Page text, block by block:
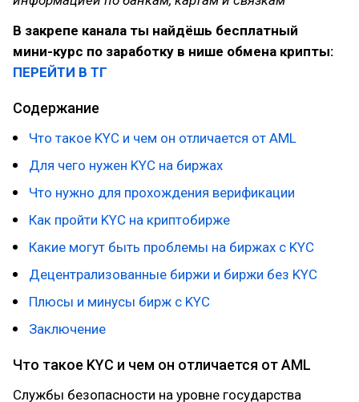
В закрепе канала ты найдёшь бесплатный
мини-курс по заработку в нише обмена крипты:
ПЕРЕЙТИ В ТГ
Содержание
Что такое KYC и чем он отличается от AML
Для чего нужен KYC на биржах
Что нужно для прохождения верификации
Как пройти KYC на криптобирже
Какие могут быть проблемы на биржах с KYC
Децентрализованные биржи и биржи без KYC
Плюсы и минусы бирж с KYC
Заключение
Что такое KYC и чем он отличается от AML
Службы безопасности на уровне государства